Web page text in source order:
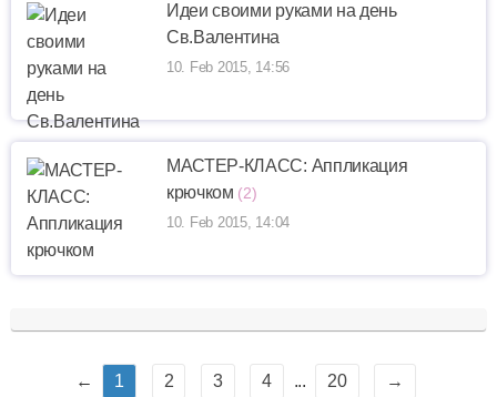
Идеи своими руками на день
Св.Валентина
10. Feb 2015, 14:56
МАСТЕР-КЛАСС: Аппликация
крючком (2)
10. Feb 2015, 14:04
← 1 2 3 4 ... 20 →